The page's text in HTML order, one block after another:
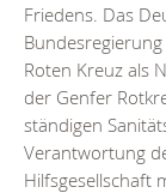
Friedens. Das
Roten Kreuz als
der Genfer
ständigen
Verantwortung
Hilfsgesellschaft